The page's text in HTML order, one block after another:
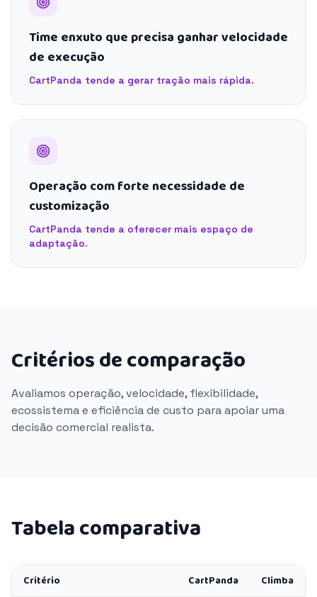
Time enxuto que precisa ganhar velocidade
de execução
CartPanda tende a gerar tração mais rápida.
Operação com forte necessidade de
customização
CartPanda tende a oferecer mais espaço de
adaptação.
Critérios de comparação
Avaliamos operação, velocidade, flexibilidade,
ecossistema e eficiência de custo para apoiar uma
decisão comercial realista.
Tabela comparativa
Critério CartPanda Climba